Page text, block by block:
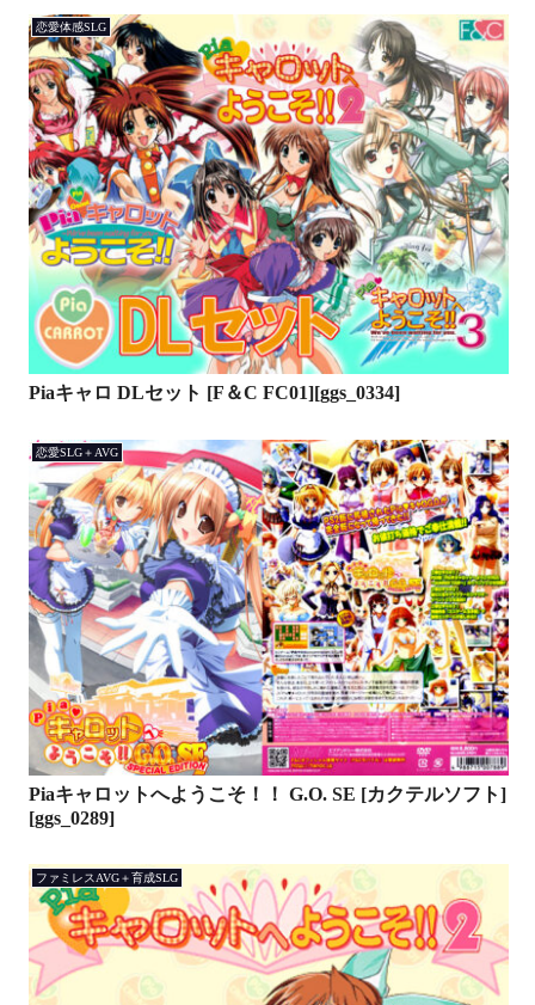
恋愛体感SLG
Piaキャロ DLセット [F＆C FC01][ggs_0334]
恋愛SLG＋AVG
Piaキャロットへようこそ！！ G.O. SE [カクテルソフト]
[ggs_0289]
ファミレスAVG＋育成SLG